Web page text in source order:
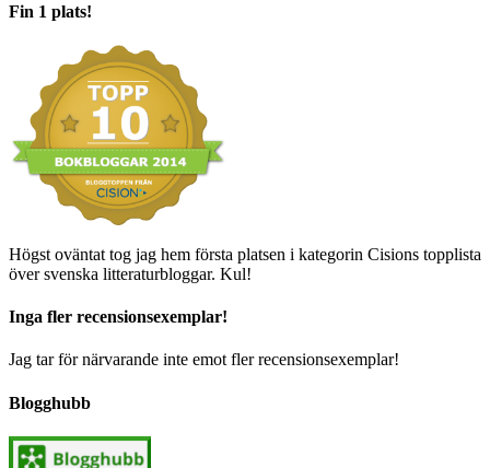
Fin 1 plats!
Högst oväntat tog jag hem första platsen i kategorin Cisions topplista
över svenska litteraturbloggar. Kul!
Inga fler recensionsexemplar!
Jag tar för närvarande inte emot fler recensionsexemplar!
Blogghubb